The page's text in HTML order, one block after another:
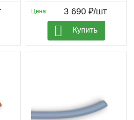
Цена: 3 690 ₽/шт
Купить